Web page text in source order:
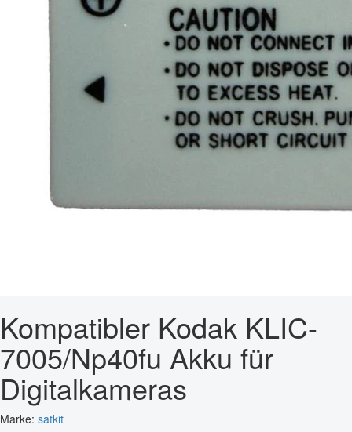
Kompatibler Kodak KLIC-
7005/Np40fu Akku für
Digitalkameras
Marke: satkit